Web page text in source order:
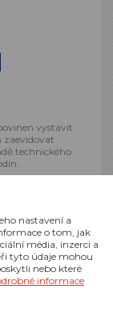
vystavit
zaevidovat
technického
nastavení a
o tom, jak
média, inzerci a
tyto údaje mohou
nebo které
informace